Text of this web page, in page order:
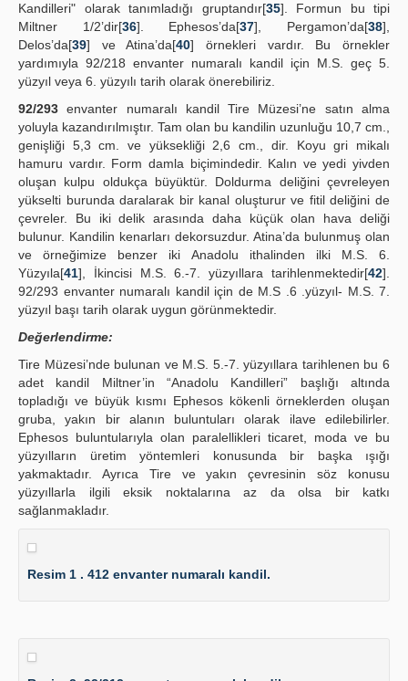
Kandilleri" olarak tanımladığı gruptandır[35]. Formun bu tipi
Miltner 1/2’dir[36]. Ephesos’da[37], Pergamon’da[38],
Delos’da[39] ve Atina’da[40] örnekleri vardır. Bu örnekler
yardımıyla 92/218 envanter numaralı kandil için M.S. geç 5.
yüzyıl veya 6. yüzyılı tarih olarak önerebiliriz.
92/293 envanter numaralı kandil Tire Müzesi’ne satın alma
yoluyla kazandırılmıştır. Tam olan bu kandilin uzunluğu 10,7 cm.,
genişliği 5,3 cm. ve yüksekliği 2,6 cm., dir. Koyu gri mikalı
hamuru vardır. Form damla biçimindedir. Kalın ve yedi yivden
oluşan kulpu oldukça büyüktür. Doldurma deliğini çevreleyen
yükselti burunda daralarak bir kanal oluşturur ve fitil deliğini de
çevreler. Bu iki delik arasında daha küçük olan hava deliği
bulunur. Kandilin kenarları dekorsuzdur. Atina’da bulunmuş olan
ve örneğimize benzer iki Anadolu ithalinden ilki M.S. 6.
Yüzyıla[41], İkincisi M.S. 6.-7. yüzyıllara tarihlenmektedir[42].
92/293 envanter numaralı kandil için de M.S .6 .yüzyıl- M.S. 7.
yüzyıl başı tarih olarak uygun görünmektedir.
Değerlendirme:
Tire Müzesi’nde bulunan ve M.S. 5.-7. yüzyıllara tarihlenen bu 6
adet kandil Miltner’in “Anadolu Kandilleri” başlığı altında
topladığı ve büyük kısmı Ephesos kökenli örneklerden oluşan
gruba, yakın bir alanın buluntuları olarak ilave edilebilirler.
Ephesos buluntularıyla olan paralellikleri ticaret, moda ve bu
yüzyılların üretim yöntemleri konusunda bir başka ışığı
yakmaktadır. Ayrıca Tire ve yakın çevresinin söz konusu
yüzyıllarla ilgili eksik noktalarına az da olsa bir katkı
sağlanmakladır.
Resim 1 . 412 envanter numaralı kandil.